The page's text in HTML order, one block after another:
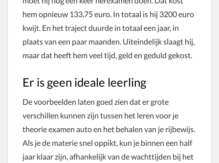
hem opnieuw 133,75 euro. In totaal is hij 3200 euro
kwijt. En het traject duurde in totaal een jaar, in
plaats van een paar maanden. Uiteindelijk slaagt hij,
maar dat heeft hem veel tijd, geld en geduld gekost.
Er is geen ideale leerling
De voorbeelden laten goed zien dat er grote
verschillen kunnen zijn tussen het leren voor je
theorie examen auto en het behalen van je rijbewijs.
Als je de materie snel oppikt, kun je binnen een half
jaar klaar zijn, afhankelijk van de wachttijden bij het